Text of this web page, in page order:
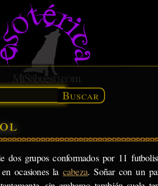
Buscar
grupos conformados por 11
ocasiones la cabeza. Soñar con un